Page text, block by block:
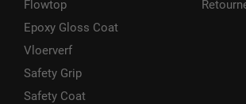
Flowtop
Epoxy Gloss Coat
Vloerverf
Safety Grip
Safety Coat